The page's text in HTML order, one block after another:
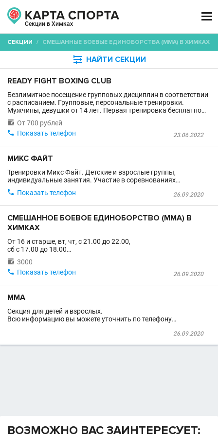
Секции в Химках

СЕКЦИИ / СМЕШАННЫЕ БОЕВЫЕ ЕДИНОБОРСТВА (ММА) В ХИМКАХ
 НАЙТИ СЕКЦИИ
READY FIGHT BOXING CLUB
Безлимитное посещение групповых дисциплин в соответствии
с расписанием. Групповые, персональные тренировки.
Мужчины, девушки от 14 лет. Первая тренировка бесплатно…
 От 700 рублей
23.06.2022
 Показать телефон
МИКС ФАЙТ
Тренировки Микс Файт. Детские и взрослые группы,
индивидуальные занятия. Участие в соревнованиях…
26.09.2020
 Показать телефон
СМЕШАННОЕ БОЕВОЕ ЕДИНОБОРСТВО (MMA) В
ХИМКАХ
От 16 и старше, вт, чт, с 21.00 до 22.00,
сб с 17.00 до 18.00…
 3000
26.09.2020
 Показать телефон
ММА
Секция для детей и взрослых.
Всю информацию вы можете уточнить по телефону…
26.09.2020
ВОЗМОЖНО ВАС ЗАИНТЕРЕСУЕТ: